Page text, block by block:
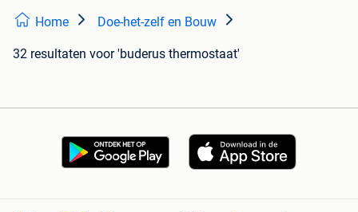
Home Doe-het-zelf en Bouw
32 resultaten voor 'buderus thermostaat'